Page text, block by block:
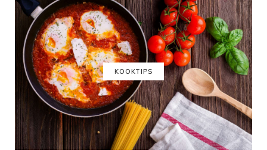
KOOKTIPS